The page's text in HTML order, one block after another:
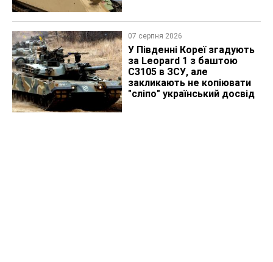
07 серпня 2026
У Південні Кореї згадують
за Leopard 1 з баштою
C3105 в ЗСУ, але
закликають не копіювати
"сліпо" український досвід